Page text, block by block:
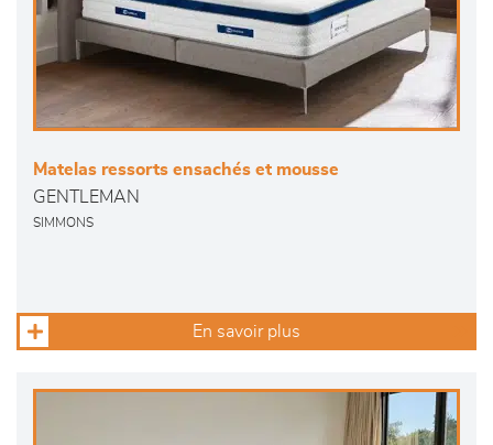
Matelas ressorts ensachés et mousse
GENTLEMAN
SIMMONS
En savoir plus